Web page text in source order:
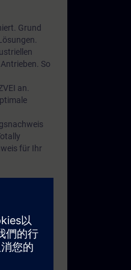
Grund
So
an.
für Ihr